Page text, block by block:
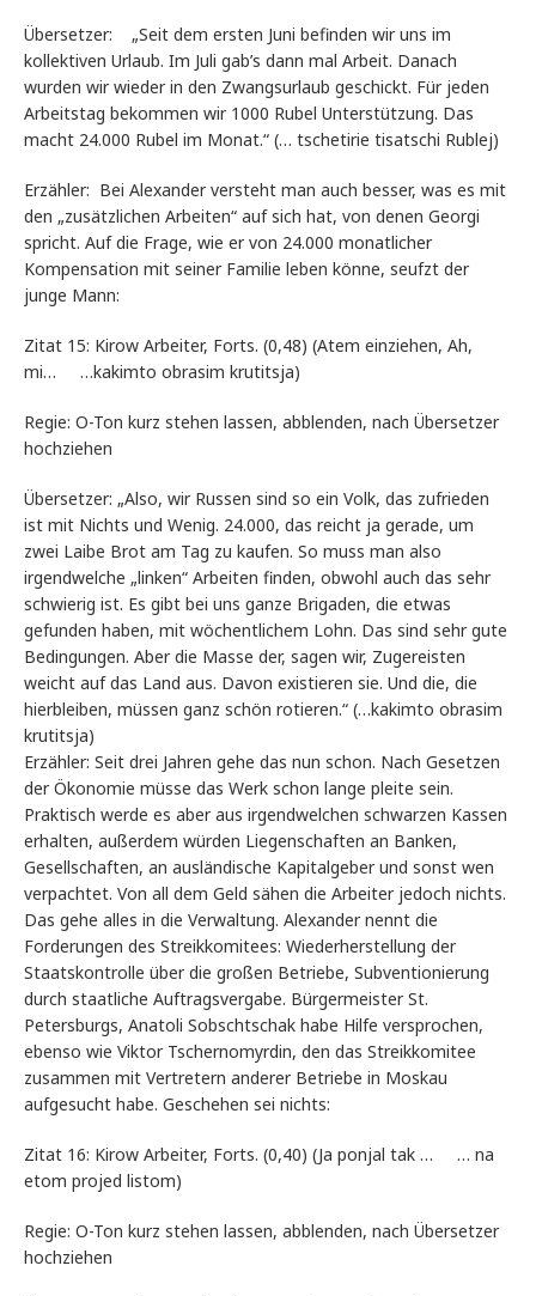
Übersetzer: „Seit dem ersten Juni befinden wir uns im
kollektiven Urlaub. Im Juli gab’s dann mal Arbeit. Danach
wurden wir wieder in den Zwangsurlaub geschickt. Für jeden
Arbeitstag bekommen wir 1000 Rubel Unterstützung. Das
macht 24.000 Rubel im Monat.“ (… tschetirie tisatschi Rublej)
Erzähler: Bei Alexander versteht man auch besser, was es mit
den „zusätzlichen Arbeiten“ auf sich hat, von denen Georgi
spricht. Auf die Frage, wie er von 24.000 monatlicher
Kompensation mit seiner Familie leben könne, seufzt der
junge Mann:
Zitat 15: Kirow Arbeiter, Forts. (0,48) (Atem einziehen, Ah,
mi… …kakimto obrasim krutitsja)
Regie: O-Ton kurz stehen lassen, abblenden, nach Übersetzer
hochziehen
Übersetzer: „Also, wir Russen sind so ein Volk, das zufrieden
ist mit Nichts und Wenig. 24.000, das reicht ja gerade, um
zwei Laibe Brot am Tag zu kaufen. So muss man also
irgendwelche „linken“ Arbeiten finden, obwohl auch das sehr
schwierig ist. Es gibt bei uns ganze Brigaden, die etwas
gefunden haben, mit wöchentlichem Lohn. Das sind sehr gute
Bedingungen. Aber die Masse der, sagen wir, Zugereisten
weicht auf das Land aus. Davon existieren sie. Und die, die
hierbleiben, müssen ganz schön rotieren.“ (…kakimto obrasim
krutitsja)
Erzähler: Seit drei Jahren gehe das nun schon. Nach Gesetzen
der Ökonomie müsse das Werk schon lange pleite sein.
Praktisch werde es aber aus irgendwelchen schwarzen Kassen
erhalten, außerdem würden Liegenschaften an Banken,
Gesellschaften, an ausländische Kapitalgeber und sonst wen
verpachtet. Von all dem Geld sähen die Arbeiter jedoch nichts.
Das gehe alles in die Verwaltung. Alexander nennt die
Forderungen des Streikkomitees: Wiederherstellung der
Staatskontrolle über die großen Betriebe, Subventionierung
durch staatliche Auftragsvergabe. Bürgermeister St.
Petersburgs, Anatoli Sobschtschak habe Hilfe versprochen,
ebenso wie Viktor Tschernomyrdin, den das Streikkomitee
zusammen mit Vertretern anderer Betriebe in Moskau
aufgesucht habe. Geschehen sei nichts:
Zitat 16: Kirow Arbeiter, Forts. (0,40) (Ja ponjal tak … … na
etom projed listom)
Regie: O-Ton kurz stehen lassen, abblenden, nach Übersetzer
hochziehen